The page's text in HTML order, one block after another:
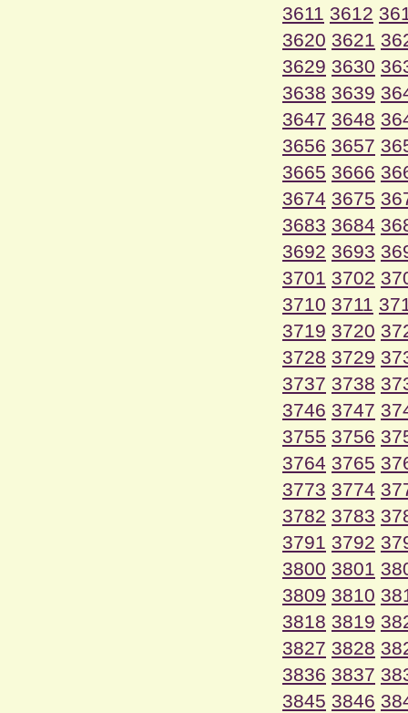
3611 3612
3620 3621
3629 3630
3638 3639
3647 3648
3656 3657
3665 3666
3674 3675
3683 3684
3692 3693
3701 3702
3710 3711
3719 3720
3728 3729
3737 3738
3746 3747
3755 3756
3764 3765
3773 3774
3782 3783
3791 3792
3800 3801
3809 3810
3818 3819
3827 3828
3836 3837
3845 3846